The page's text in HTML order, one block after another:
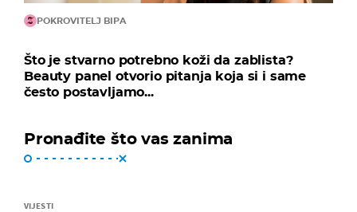
POKROVITELJ BIPA
Što je stvarno potrebno koži da zablista?
Beauty panel otvorio pitanja koja si i same
često postavljamo...
Pronađite što vas zanima
VIJESTI